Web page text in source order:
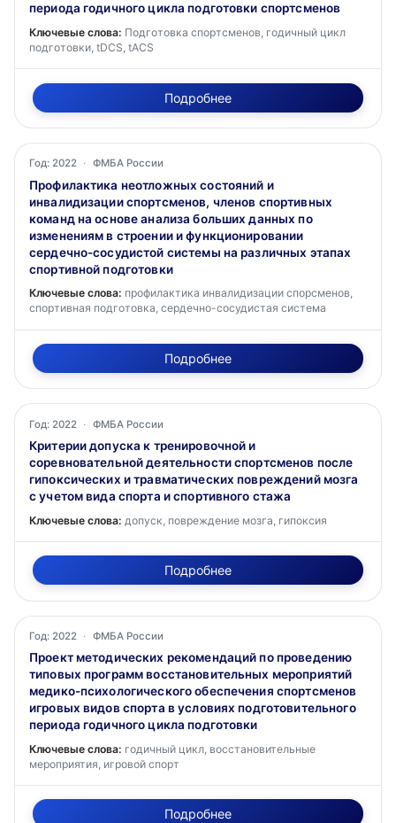
периода годичного цикла подготовки спортсменов
Ключевые слова: Подготовка спортсменов, годичный цикл
подготовки, tDCS, tACS
Подробнее
Год: 2022 · ФМБА России
Профилактика неотложных состояний и
инвалидизации спортсменов, членов спортивных
команд на основе анализа больших данных по
изменениям в строении и функционировании
сердечно-сосудистой системы на различных этапах
спортивной подготовки
Ключевые слова: профилактика инвалидизации спорсменов,
спортивная подготовка, сердечно-сосудистая система
Подробнее
Год: 2022 · ФМБА России
Критерии допуска к тренировочной и
соревновательной деятельности спортсменов после
гипоксических и травматических повреждений мозга
с учетом вида спорта и спортивного стажа
Ключевые слова: допуск, повреждение мозга, гипоксия
Подробнее
Год: 2022 · ФМБА России
Проект методических рекомендаций по проведению
типовых программ восстановительных мероприятий
медико-психологического обеспечения спортсменов
игровых видов спорта в условиях подготовительного
периода годичного цикла подготовки
Ключевые слова: годичный цикл, восстановительные
мероприятия, игровой спорт
Подробнее